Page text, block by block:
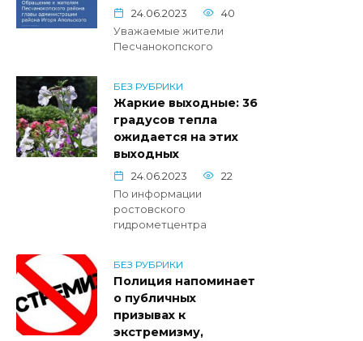
24.06.2023
40
Уважаемые жители
Песчанокопского
БЕЗ РУБРИКИ
Жаркие выходные: 36
градусов тепла
ожидается на этих
выходных
24.06.2023
22
По информации
ростовского
гидрометцентра
БЕЗ РУБРИКИ
Полиция напоминает
о публичных
призывах к
экстремизму,